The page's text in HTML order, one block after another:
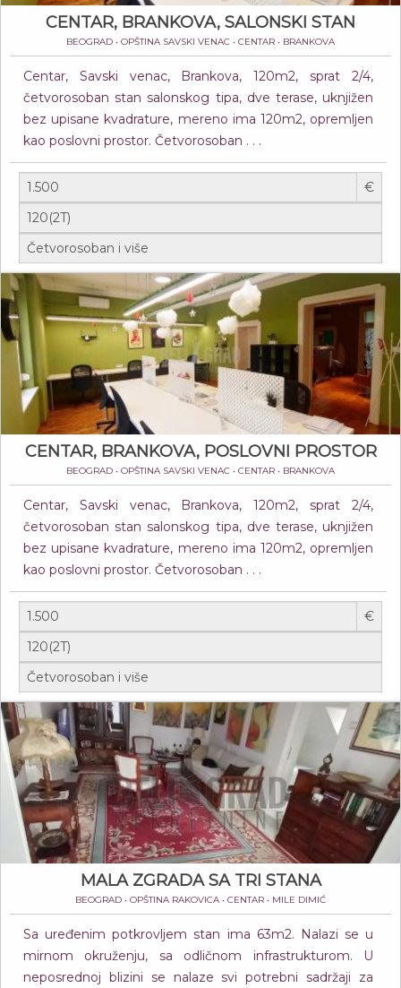
CENTAR, BRANKOVA, SALONSKI STAN
BEOGRAD • OPŠTINA SAVSKI VENAC • CENTAR • BRANKOVA
Centar, Savski venac, Brankova, 120m2, sprat 2/4,
četvorosoban stan salonskog tipa, dve terase, uknjižen
bez upisane kvadrature, mereno ima 120m2, opremljen
kao poslovni prostor. Četvorosoban . . .
€
CENTAR, BRANKOVA, POSLOVNI PROSTOR
BEOGRAD • OPŠTINA SAVSKI VENAC • CENTAR • BRANKOVA
Centar, Savski venac, Brankova, 120m2, sprat 2/4,
četvorosoban stan salonskog tipa, dve terase, uknjižen
bez upisane kvadrature, mereno ima 120m2, opremljen
kao poslovni prostor. Četvorosoban . . .
€
MALA ZGRADA SA TRI STANA
BEOGRAD • OPŠTINA RAKOVICA • CENTAR • MILE DIMIĆ
Sa uređenim potkrovljem stan ima 63m2. Nalazi se u
mirnom okruženju, sa odličnom infrastrukturom. U
neposrednoj blizini se nalaze svi potrebni sadržaji za